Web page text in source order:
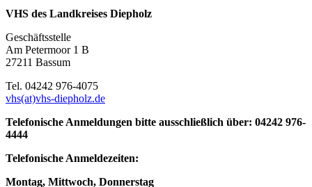
VHS des Landkreises Diepholz
Geschäftsstelle
Am Petermoor 1 B
27211 Bassum
Tel. 04242 976-4075
vhs(at)vhs-diepholz.de
Telefonische Anmeldungen bitte ausschließlich über: 04242 976-
4444
Telefonische Anmeldezeiten:
Montag, Mittwoch, Donnerstag